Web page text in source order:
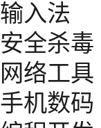
输入法
安全杀毒
网络工具
手机数码